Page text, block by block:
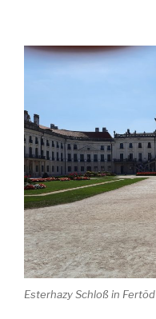
Esterhazy Schloß in Fertöd